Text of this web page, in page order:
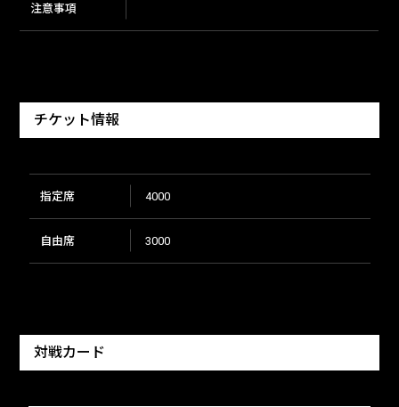
注意事項
チケット情報
指定席 4000
自由席 3000
対戦カード